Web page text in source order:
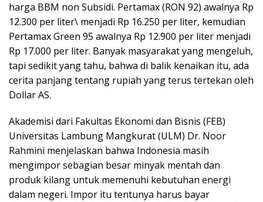
harga BBM non Subsidi. Pertamax (RON 92) awalnya Rp
12.300 per liter\ menjadi Rp 16.250 per liter, kemudian
Pertamax Green 95 awalnya Rp 12.900 per liter menjadi
Rp 17.000 per liter. Banyak masyarakat yang mengeluh,
tapi sedikit yang tahu, bahwa di balik kenaikan itu, ada
cerita panjang tentang rupiah yang terus tertekan oleh
Dollar AS.
Akademisi dari Fakultas Ekonomi dan Bisnis (FEB)
Universitas Lambung Mangkurat (ULM) Dr. Noor
Rahmini menjelaskan bahwa Indonesia masih
mengimpor sebagian besar minyak mentah dan
produk kilang untuk memenuhi kebutuhan energi
dalam negeri. Impor itu tentunya harus bayar